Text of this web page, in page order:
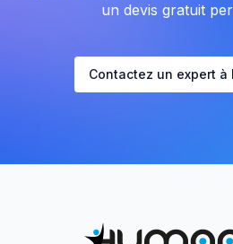
un devis gratuit
Contactez un expert à